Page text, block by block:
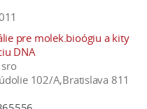
pre molek.bioógiu a kity
DNA
sro
102/A,Bratislava 811